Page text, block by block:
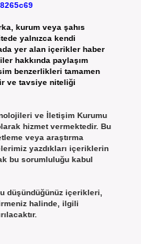
kurum veya şahıs
yalnızca kendi
yer alan içerikler haber
hakkında paylaşım
benzerlikleri tamamen
ve tavsiye niteliği
ve İletişim Kurumu
hizmet vermektedir. Bu
veya araştırma
yazdıkları içeriklerin
bu sorumluluğu kabul
düşündüğünüz içerikleri,
halinde, ilgili